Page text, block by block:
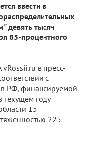
ввести в
девять тысяч
85-процентного
в пресс-
с
РФ, финансируемой
текущем году
15
225